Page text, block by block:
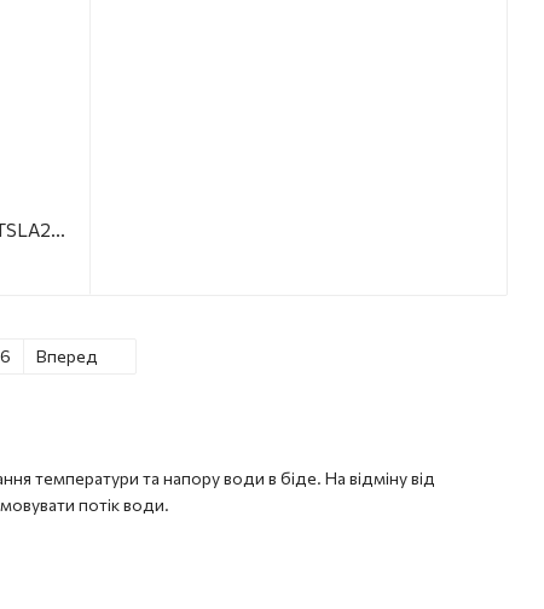
температури та напору води в біде. На відміну від
потік води.
Змішувач для біде Qtap Slavonice QTSLA255GMB45923 Gunmetal Black PVD
Вперед